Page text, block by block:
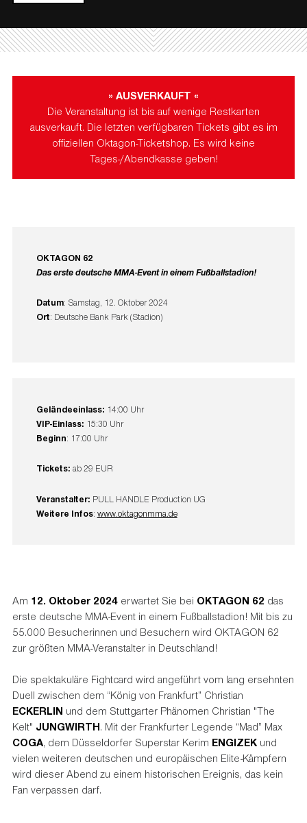
» AUSVERKAUFT «
Die Veranstaltung ist bis auf wenige Restkarten
ausverkauft. Die letzten verfügbaren Tickets gibt es im
offiziellen Oktagon-Ticketshop. Es wird keine
Tages-/Abendkasse geben!
OKTAGON 62
Das erste deutsche MMA-Event in einem Fußballstadion!
Datum: Samstag, 12. Oktober 2024
Ort: Deutsche Bank Park (Stadion)
Geländeeinlass: 14:00 Uhr
VIP-Einlass: 15:30 Uhr
Beginn: 17:00 Uhr
Tickets: ab 29 EUR
Veranstalter: PULL HANDLE Production UG
Weitere Infos: www.oktagonmma.de
Am 12. Oktober 2024erwartet Sie bei OKTAGON 62 das
erste deutsche MMA-Event in einem Fußballstadion! Mit bis zu
55.000 Besucherinnen und Besuchern wird OKTAGON 62
zur größten MMA-Veranstalter in Deutschland!
Die spektakuläre Fightcard wird angeführt vom lang ersehnten
Duell zwischen dem “König von Frankfurt” Christian
ECKERLIN und dem Stuttgarter Phänomen Christian "The
Kelt" JUNGWIRTH. Mit der Frankfurter Legende “Mad” Max
COGA, dem Düsseldorfer Superstar Kerim ENGIZEKund
vielen weiteren deutschen und europäischen Elite-Kämpfern
wird dieser Abend zu einem historischen Ereignis, das kein
Fan verpassen darf.